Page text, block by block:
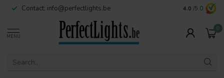
Contact: info@perfectlights.be 4.0 /5.0
MENU
0